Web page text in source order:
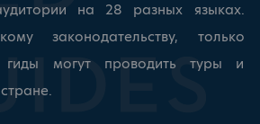
на 28 разных языках.
законодательству, только
гиды могут проводить туры и